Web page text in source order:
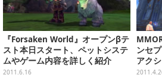
『Forsaken World』オープンβテ
スト本日スタート、ペットシステ
ムやゲーム内容を詳しく紹介
2011.6.16
ンセ
アク